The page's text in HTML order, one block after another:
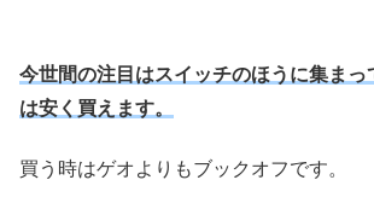
今世間の注目はスイッチのほうに集まっ
は安く買えます。
買う時はゲオよりもブックオフです。